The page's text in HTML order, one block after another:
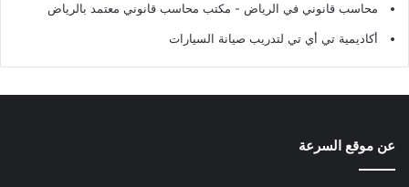
محاسب قانوني في الرياض - مكتب محاسب قانوني معتمد بالرياض
أكاديمية تي أي تي لتدريب صيانة السيارات
عن موقع السرعة